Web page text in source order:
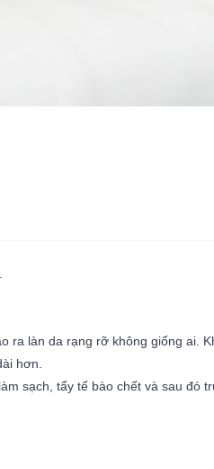
ra làn da rạng rỡ không giống ai.
hơn.
sạch, tẩy tế bào chết và sau đó